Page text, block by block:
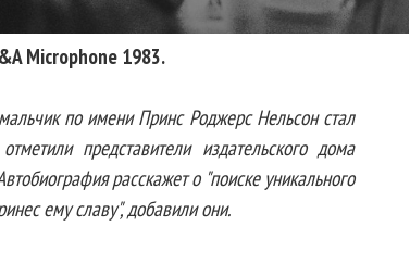
Microphone 1983.
по имени Принс Роджерс Нельсон стал
представители издательского дома
расскажет о "поиске уникального
ему славу", добавили они.